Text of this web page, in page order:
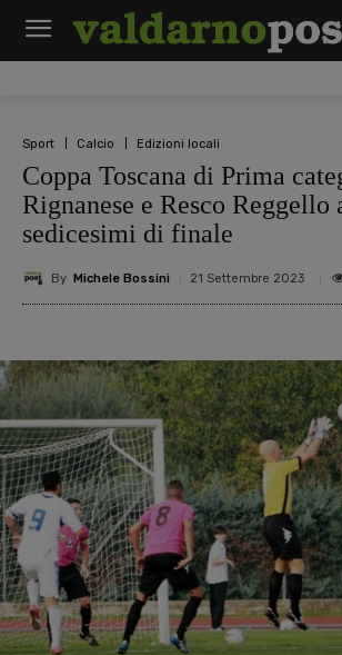
Sport Calcio Edizioni locali
Coppa Toscana di Prima
Rignanese e Resco Reggello
sedicesimi di finale
By Michele Bossini 21 Settembre 2023